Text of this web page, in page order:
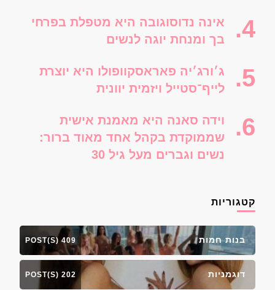
אינה נדוסוגובה היא מטפלת בפרחי
בך ומנחת יוגה לנשים
ג׳ורג׳יה פאראסקוופולו היא יוצרת
לייף־סטייל ויזמית יוונית
וידה סאנה היא מאמנת אישית
שממוקדת בקהל אחד מאוד ברור:
נשים וגברים מעל גיל 30
קטגוריות
בנות חמות 409 POST(S)
דוגמניות 202 POST(S)